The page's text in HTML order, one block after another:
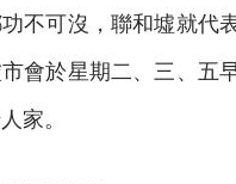
不可沒，聯和墟就代
會於星期二、三、五
家。